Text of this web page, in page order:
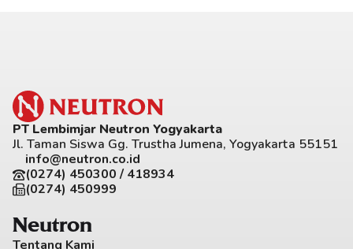
PT Lembimjar Neutron Yogyakarta
Jl. Taman Siswa Gg. Trustha Jumena, Yogyakarta 55151
info@neutron.co.id
(0274) 450300 / 418934
(0274) 450999
Neutron
Tentang Kami